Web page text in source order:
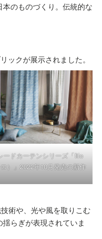
のものづくり。伝統的な
ックが展示されました。
ードカーテンシリーズ「filo
ロ）」2022年10月発売の新作
術や、光や風を取りこむ
らぎが表現されていま